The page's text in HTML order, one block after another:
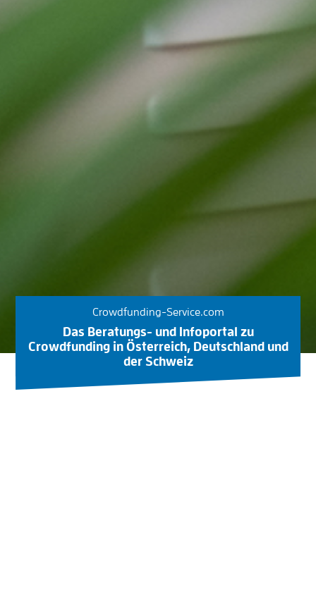
Crowdfunding-Service.com
Das Beratungs- und Infoportal zu
Crowdfunding in Österreich, Deutschland und
der Schweiz